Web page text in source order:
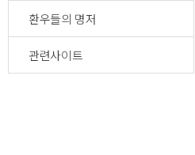
환우들의 명저
관련사이트